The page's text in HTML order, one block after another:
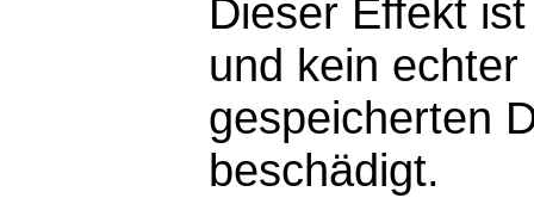
Dieser Effekt
und kein
gespeicherten
beschädigt.